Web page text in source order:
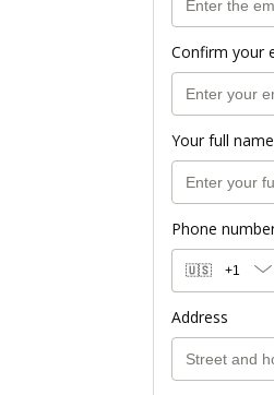
Confirm your
Your full name
Phone
🇺🇸 +1
Address